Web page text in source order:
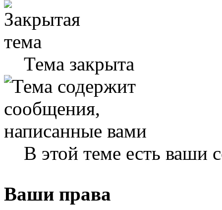
Тема закрыта
В этой теме есть ваши
Ваши права